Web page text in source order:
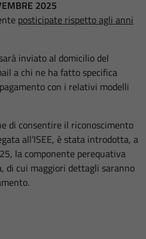
2025
posticipate rispetto agli anni
inviato al domicilio del
a chi ne ha fatto specifica
con i relativi modelli
di consentire il riconoscimento
all’ISEE, è stata introdotta, a
la componente perequativa
di cui maggiori dettagli saranno